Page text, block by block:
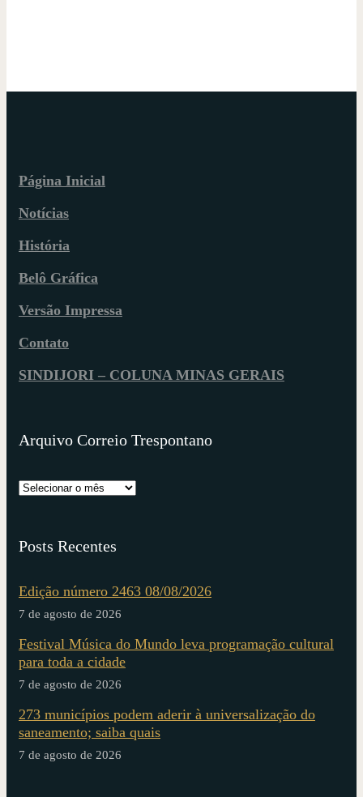
Página Inicial
Notícias
História
Belô Gráfica
Versão Impressa
Contato
SINDIJORI – COLUNA MINAS GERAIS
Arquivo Correio Trespontano
Posts Recentes
Edição número 2463 08/08/2026
7 de agosto de 2026
Festival Música do Mundo leva programação cultural
para toda a cidade
7 de agosto de 2026
273 municípios podem aderir à universalização do
saneamento; saiba quais
7 de agosto de 2026